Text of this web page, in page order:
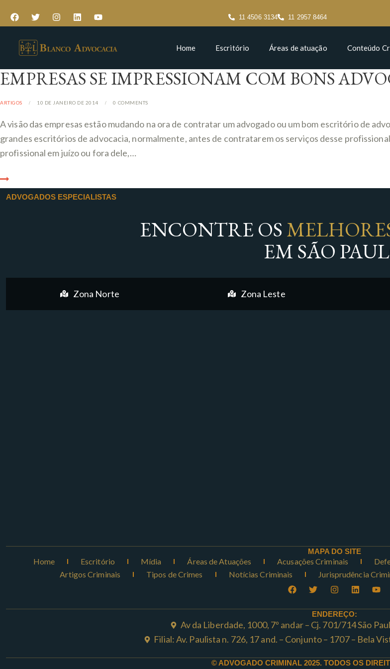
11 4506 3134 11 2957 8464
Home Escritório Áreas de atuação Conteúdo
EMPRESAS SE IMPRESSIONAM COM BONS
ARTIGOS 10 DE JANEIRO DE 2014 0 COMMENTS
A visão das empresas estão mudando na ora de contratar um advogado ou um bom escritório de
grandes escritórios de advocacia, normalmente, antes de contratarem os serviços desse
profissional em juízo ou fora dele,…
ADVOGADOS ESPECIALISTAS
ENCONTRE OS
EM SÃO
Zona Norte Zona Leste
MAPA DO SITE
Home Escritório Mídia Áreas de Atuações Acusações Criminais
Artigos Criminais
Tipos de Crimes Notícias Criminais Jurisprudência
ENDEREÇO:
Av da Liberdade, 1000, 7º andar – Cj. 701/714 São
Filial: Av. Paulista n. 726, 17 and. – Conjunto – 1707 – Bela
© ADVOGADO CRIMINAL 2025. TODOS OS